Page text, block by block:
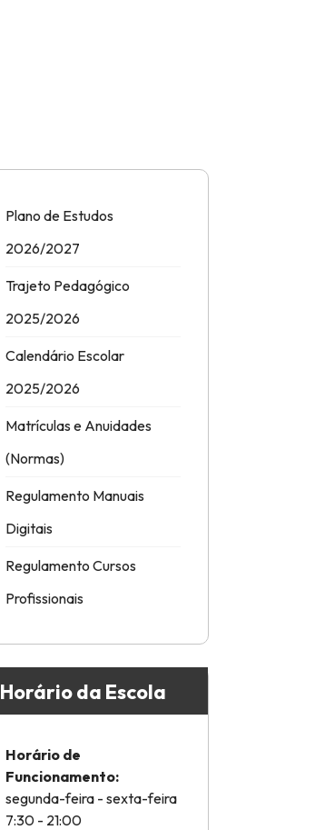
Plano de Estudos
2026/2027
Trajeto Pedagógico
2025/2026
Calendário Escolar
2025/2026
Matrículas e Anuidades
(Normas)
Regulamento Manuais
Digitais
Regulamento Cursos
Profissionais
Horário da Escola
Horário de
Funcionamento:
segunda-feira - sexta-feira
7:30 - 21:00